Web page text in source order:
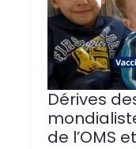
Dérives
de l’OMS